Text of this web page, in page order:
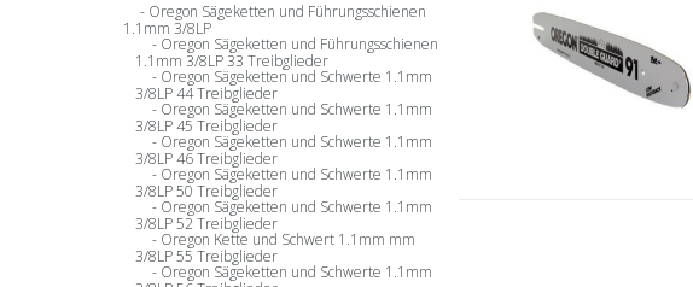
Oregon Sägeketten und Führungsschienen
1.1mm 3/8LP
Oregon Sägeketten und Führungsschienen
1.1mm 3/8LP 33 Treibglieder
Oregon Sägeketten und Schwerte 1.1mm
3/8LP 44 Treibglieder
Oregon Sägeketten und Schwerte 1.1mm
3/8LP 45 Treibglieder
Oregon Sägeketten und Schwerte 1.1mm
3/8LP 46 Treibglieder
Oregon Sägeketten und Schwerte 1.1mm
3/8LP 50 Treibglieder
Oregon Sägeketten und Schwerte 1.1mm
3/8LP 52 Treibglieder
Oregon Kette und Schwert 1.1mm mm
3/8LP 55 Treibglieder
Oregon Sägeketten und Schwerte 1.1mm